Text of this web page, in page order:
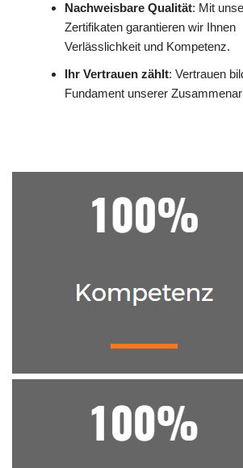
Nachweisbare Qualität: Mit
Zertifikaten garantieren wir Ihnen
Verlässlichkeit und Kompetenz.
Ihr Vertrauen zählt: Vertrauen
Fundament unserer